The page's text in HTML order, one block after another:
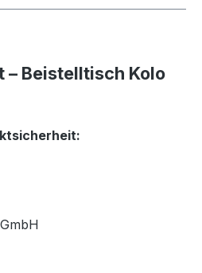
– Beistelltisch Kolo